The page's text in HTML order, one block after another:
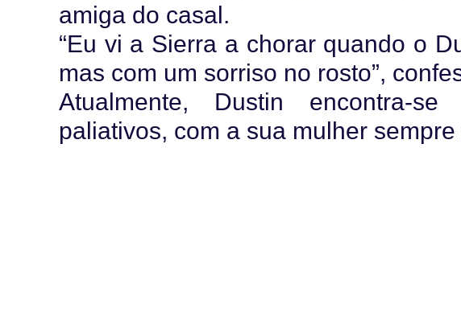
amiga do casal.
“Eu vi a Sierra a chorar quando o
mas com um sorriso no rosto”,
Atualmente, Dustin encontra-
paliativos, com a sua mulher